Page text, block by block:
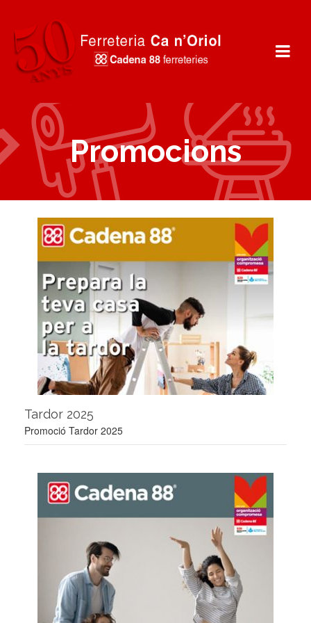
Promocions
Tardor 2025
Promoció Tardor 2025